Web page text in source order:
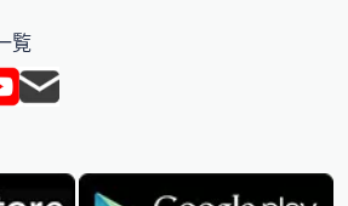
覧